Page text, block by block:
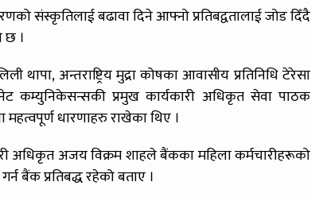
संस्कृतिलाई बढावा दिने आफ्नो प्रतिबद्वतालाई जोड दिँदै
छ ।
थापा, अन्तराष्ट्रिय मुद्रा कोषका आवासीय प्रतिनिधि टेरेसा
कम्युनिकेसन्सकी प्रमुख कार्यकारी अधिकृत सेवा पाठक
धारणाहरु राखेका थिए ।
अधिकृत अजय विक्रम शाहले बैंकका महिला कर्मचारीहरूको
बैंक प्रतिबद्ध रहेको बताए ।